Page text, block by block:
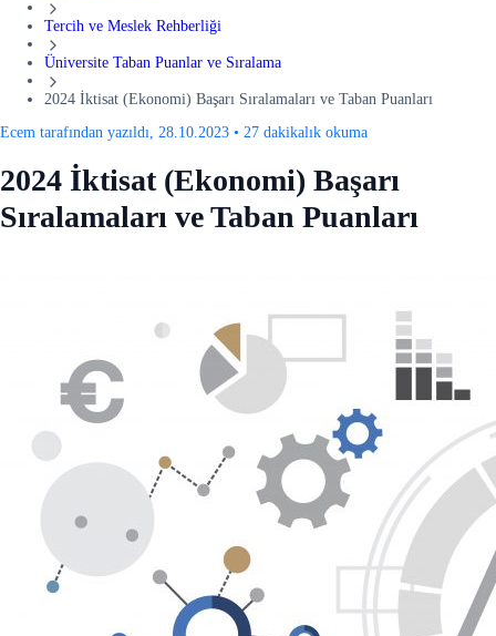
Tercih ve Meslek Rehberliği
Üniversite Taban Puanlar ve Sıralama
2024 İktisat (Ekonomi) Başarı Sıralamaları ve Taban Puanları
Ecem tarafından yazıldı, 28.10.2023 • 27 dakikalık okuma
2024 İktisat (Ekonomi) Başarı
Sıralamaları ve Taban Puanları